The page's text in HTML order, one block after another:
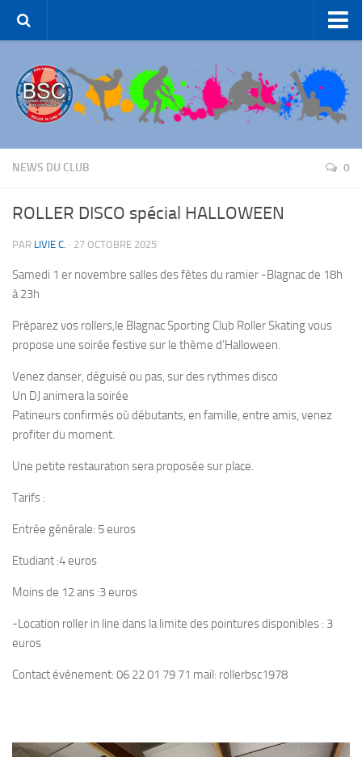
Le Club
Patinage Artistique
Roller-Hockey
Patinage de Loisirs
ROLLER-DANCE
Nous Contacter
NEWS DU CLUB 0
ROLLER DISCO spécial HALLOWEEN
PAR LIVIE C. · 27 OCTOBRE 2025
Samedi 1 er novembre salles des fêtes du ramier -Blagnacde 18h
à 23h
Préparez vos rollers,le Blagnac Sporting Club Roller Skating vous
propose une soirée festive sur le thème d’Halloween.
Venez danser, déguisé ou pas, sur des rythmes disco
Un DJ animera la soirée
Patineurs confirmés où débutants, en famille, entre amis, venez
profiter du moment.
Une petite restauration sera proposée sur place.
Tarifs :
Entrée générale: 5 euros
Etudiant :4 euros
Moins de 12 ans :3 euros
-Location roller in line dans la limite des pointures disponibles : 3
euros
Contact événement: 06 22 01 79 71 mail: rollerbsc1978